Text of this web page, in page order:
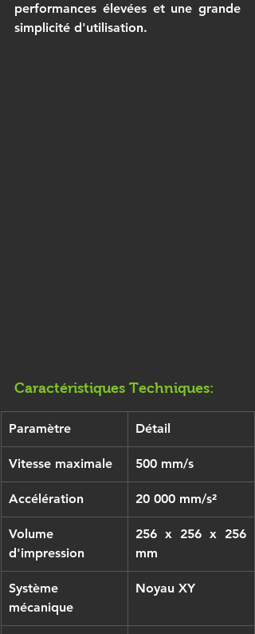
performances élevées et une grande
simplicité d'utilisation.
Caractéristiques Techniques:
Paramètre Détail
Vitesse maximale 500 mm/s
Accélération 20 000 mm/s²
Volume
d'impression
256 x 256 x 256
mm
Système
mécanique
Noyau XY